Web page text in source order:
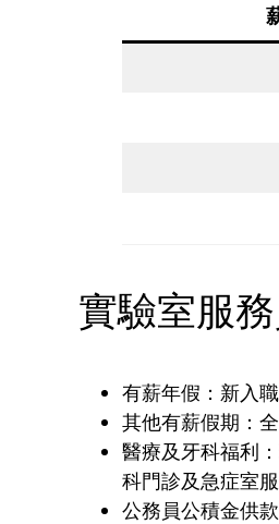
實驗室服
有薪年假：新入
其他有薪假期：
醫療及牙科福利
科門診及急症室服
公務員公積金供